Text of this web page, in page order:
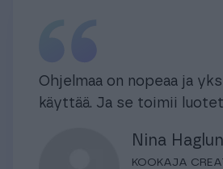
Ohjelmaa on nopeaa ja
käyttää. Ja se toimii
Nina
KOOKAJA